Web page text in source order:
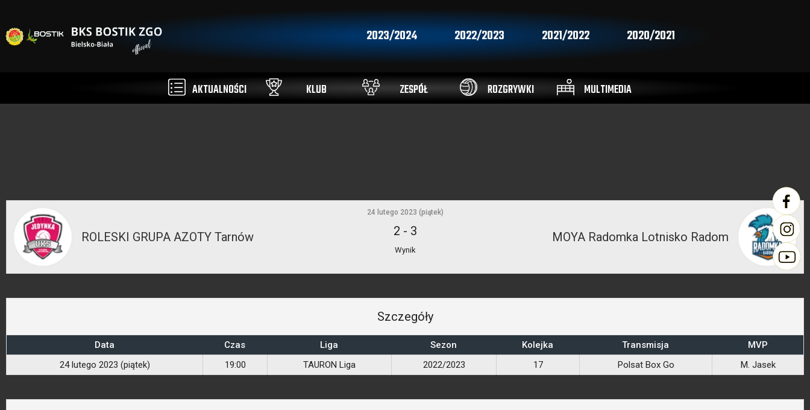
2023/2024 2022/2023 2021/2022 2020/2021
AKTUALNOŚCI KLUB ZESPÓŁ ROZGRYWKI MULTIMEDIA
ROLESKI GRUPA AZOTY Tarnów MOYA Radomka Lotnisko Radom
24 lutego 2023 (piątek)
2 - 3
Wynik
Szczegóły
Data Czas Liga Sezon Kolejka Transmisja
MVP
24 lutego 2023 (piątek)
19:00 TAURON Liga 2022/2023 17 Polsat Box Go M. Jasek